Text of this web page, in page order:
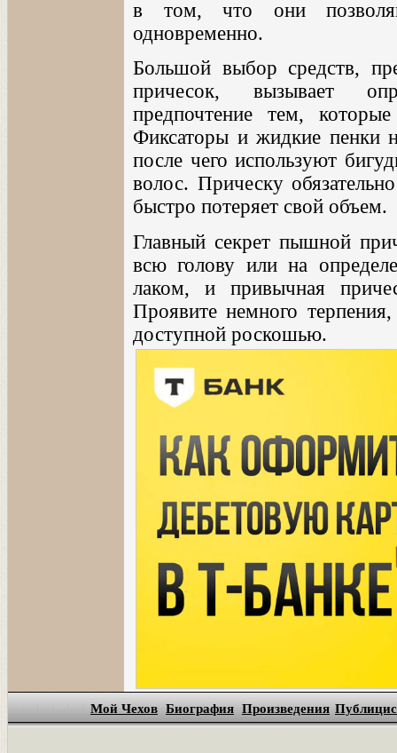
в том, что они
одновременно.
Большой выбор средств,
причесок, вызывает
предпочтение тем,
Фиксаторы и жидкие пенки
после чего используют
волос. Прическу
быстро потеряет свой объем.
Главный секрет пышной
всю голову или на
лаком, и привычная
Проявите немного
доступной роскошью.
Мой Чехов Биография Произведения